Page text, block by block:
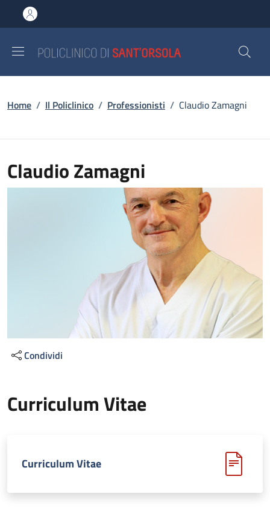
al contenuto principale
to footer content
Briciole di pane
Home / Il Policlinico / Professionisti / Claudio Zamagni
Claudio Zamagni
Condividi
Curriculum Vitae
Curriculum Vitae